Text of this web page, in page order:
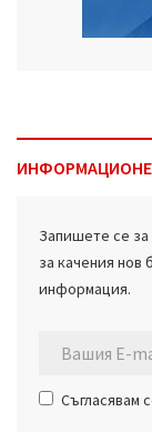
Запишете се
за качения нов
информация.
Съгласявам